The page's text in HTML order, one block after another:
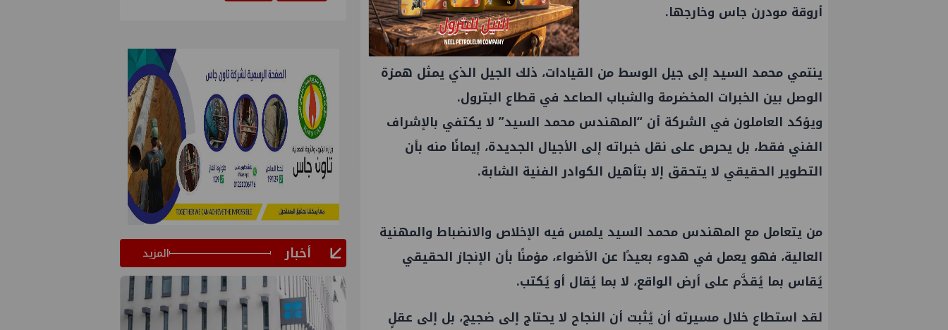
أروقة مودرن جاس وخارجها.
ينتمي محمد السيد إلى جيل الوسط من القيادات، ذلك الجيل الذي يمثل همزة
الوصل بين الخبرات المخضرمة والشباب الصاعد في قطاع البترول.
ويؤكد العاملون في الشركة أن “المهندس محمد السيد” لا يكتفي بالإشراف
الفني فقط، بل يحرص على نقل خبراته إلى الأجيال الجديدة، إيمانًا منه بأن
التطوير الحقيقي لا يتحقق إلا بتأهيل الكوادر الفنية الشابة.
من يتعامل مع المهندس محمد السيد يلمس فيه الإخلاص والانضباط والمهنية
العالية، فهو يعمل في هدوء بعيدًا عن الأضواء، مؤمنًا بأن الإنجاز الحقيقي
يُقاس بما يُقدَّم على أرض الواقع، لا بما يُقال أو يُكتب.
لقد استطاع خلال مسيرته أن يُثبت أن النجاح لا يحتاج إلى ضجيج، بل إلى عقلٍ
أخبار المزيد